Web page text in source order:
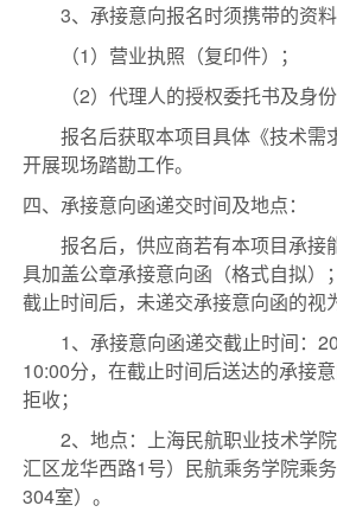
3、承接意向报名时须携带的资料
（1）营业执照（复印件）；
（2）代理人的授权委托书及身份
报名后获取本项目具体《技术需
开展现场踏勘工作。
四、承接意向函递交时间及地点：
报名后，供应商若有本项目承接
具加盖公章承接意向函（格式自拟）
截止时间后，未递交承接意向函的视
1、承接意向函递交截止时间：
10:00分，在截止时间后送达的承接
拒收；
2、地点：上海民航职业技术学
汇区龙华西路1号）民航乘务学院乘
304室）。